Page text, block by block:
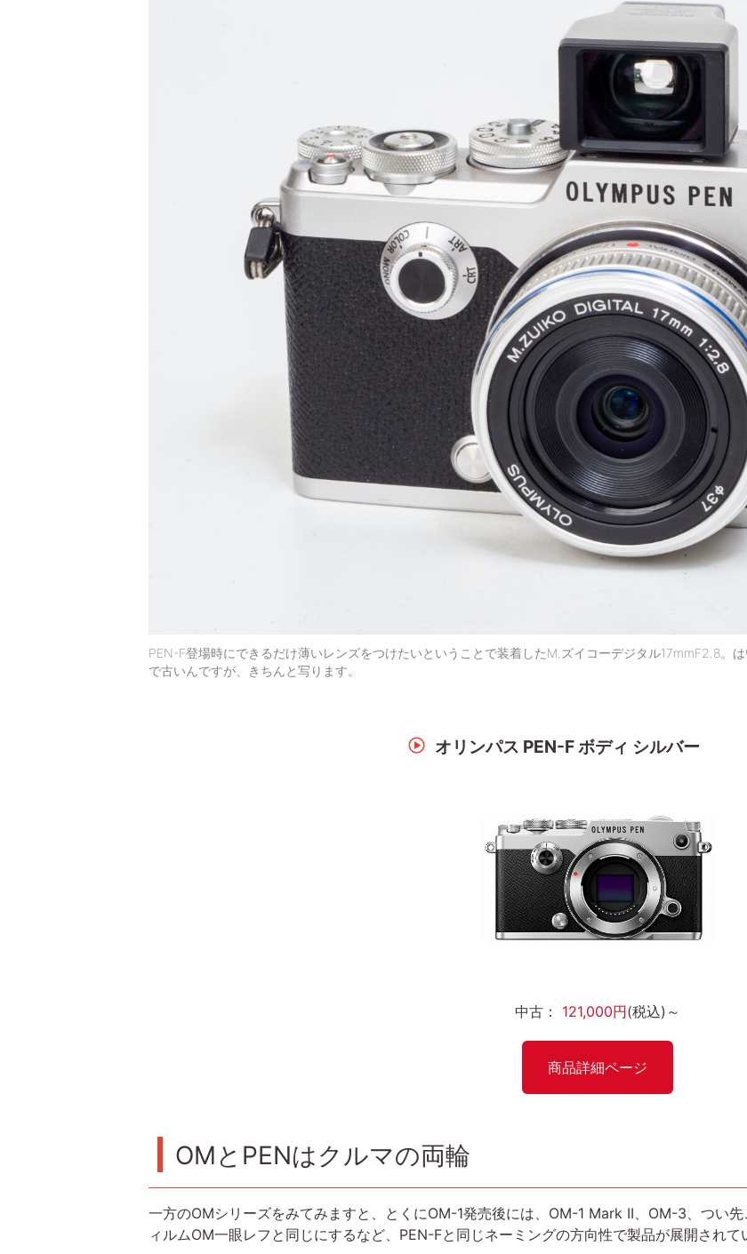
PEN-F登場時にできるだけ薄いレンズをつけたいということで装着したM.ズイコーデジタル17mmF2.8。
で古いんですが、きちんと写ります。
オリンパス PEN-F ボディ シルバー
中古： 121,000円(税込)～
商品詳細ページ
OMとPENはクルマの両輪
一方のOMシリーズをみてみますと、とくにOM-1発売後には、OM-1 Mark II、OM-3、つい
ィルムOM一眼レフと同じにするなど、PEN-Fと同じネーミングの方向性で製品が展開され